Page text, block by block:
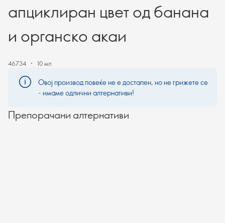
апциклиран цвет од банана
и органско акаи
46734 10 мл
Овој производ повеќе не е достапен, но не грижете се
- имаме одлични алтернативи!
Препорачани алтернативи